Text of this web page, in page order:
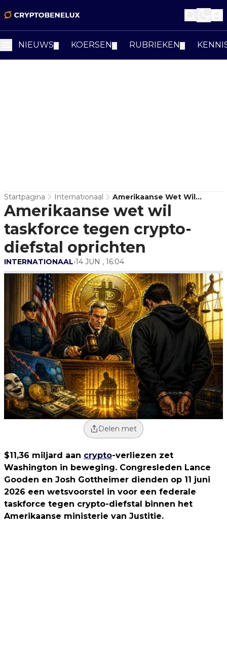
NIEUWS KOERSEN RUBRIEKEN
Startpagina Internationaal
Amerikaanse Wet Wil
Taskforce Tegen Crypto-
Diefstal Oprichten
Amerikaanse wet wil
taskforce tegen crypto-
diefstal oprichten
INTERNATIONAAL•14 JUN , 16:04
Delen met
$11,36 miljard aan crypto-verliezen zet
Washington in beweging. Congresleden Lance
Gooden en Josh Gottheimer dienden op 11 juni
2026 een wetsvoorstel in voor een federale
taskforce tegen crypto-diefstal binnen het
Amerikaanse ministerie van Justitie.